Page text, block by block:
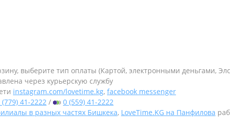
выберите тип оплаты (Картой, электронными деньгами,
через курьерскую службу
instagram.com/lovetime.kg, facebook messenger
(779) 41-2222 /
0 (559) 41-2222
в разных частях Бишкека, LoveTime.KG на Панфилова